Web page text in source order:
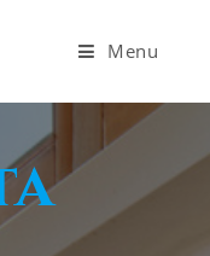
Menu